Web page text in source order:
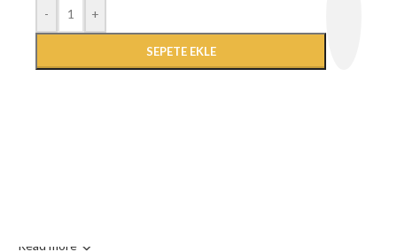
- +
SEPETE EKLE
Read more